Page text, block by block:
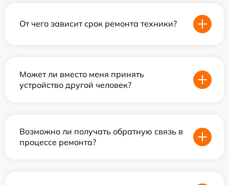
От чего зависит срок ремонта техники?
Может ли вместо меня принять
устройство другой человек?
Возможно ли получать обратную связь в
процессе ремонта?